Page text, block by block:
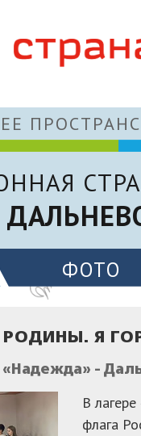
ФОТО
Я
-
В
флага